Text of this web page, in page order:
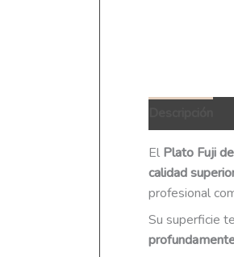
El Plato Fuji
calidad
profesional
Su superficie